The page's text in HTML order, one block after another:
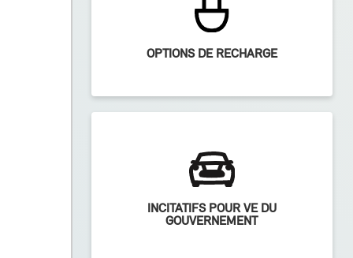
OPTIONS DE RECHARGE
INCITATIFS POUR VE DU
GOUVERNEMENT